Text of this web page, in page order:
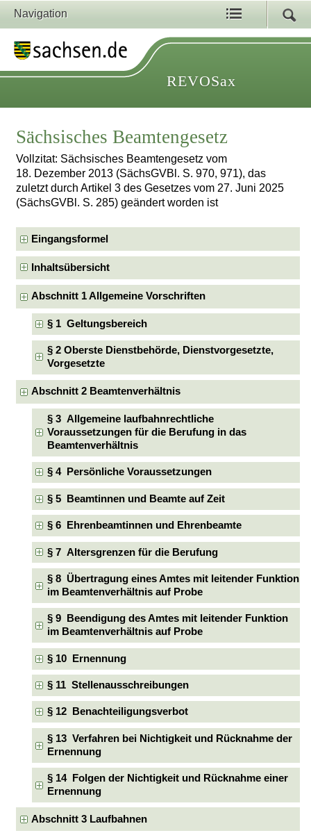
Navigation
REVOSax
Sächsisches Beamtengesetz
Vollzitat: Sächsisches Beamtengesetz vom
18. Dezember 2013 (SächsGVBl. S. 970, 971), das
zuletzt durch Artikel 3 des Gesetzes vom 27. Juni 2025
(SächsGVBl. S. 285) geändert worden ist
Eingangsformel
Inhaltsübersicht
Abschnitt 1 Allgemeine Vorschriften
§ 1 Geltungsbereich
§ 2 Oberste Dienstbehörde, Dienstvorgesetzte,
Vorgesetzte
Abschnitt 2 Beamtenverhältnis
§ 3 Allgemeine laufbahnrechtliche
Voraussetzungen für die Berufung in das
Beamtenverhältnis
§ 4 Persönliche Voraussetzungen
§ 5 Beamtinnen und Beamte auf Zeit
§ 6 Ehrenbeamtinnen und Ehrenbeamte
§ 7 Altersgrenzen für die Berufung
§ 8 Übertragung eines Amtes mit leitender Funktion
im Beamtenverhältnis auf Probe
§ 9 Beendigung des Amtes mit leitender Funktion
im Beamtenverhältnis auf Probe
§ 10 Ernennung
§ 11 Stellenausschreibungen
§ 12 Benachteiligungsverbot
§ 13 Verfahren bei Nichtigkeit und Rücknahme der
Ernennung
§ 14 Folgen der Nichtigkeit und Rücknahme einer
Ernennung
Abschnitt 3 Laufbahnen